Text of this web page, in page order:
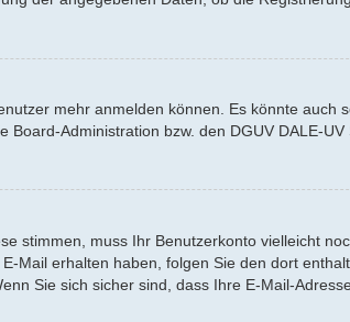
mehr anmelden können. Es könnte auch
Administration bzw. den DGUV DALE-UV
stimmen, muss Ihr Benutzerkonto vielleicht
Mail erhalten haben, folgen Sie den dort
Sie sich sicher sind, dass Ihre E-Mail-